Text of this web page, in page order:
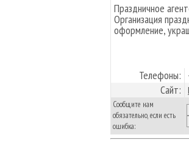
Праздничное
Организация
оформление,
Телефоны:
Сайт:
Сообщите нам
обязательно, если есть
ошибка: